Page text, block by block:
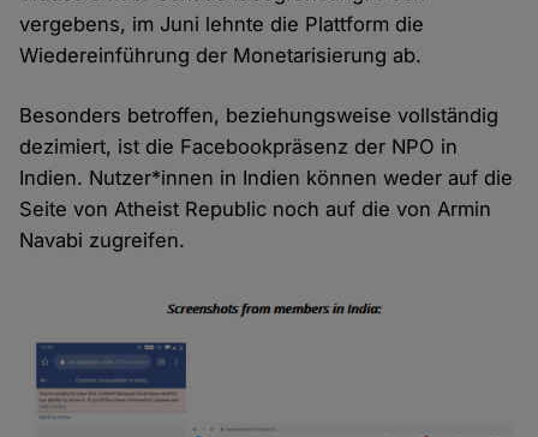
vergebens, im Juni lehnte die Plattform die
Wiedereinführung der Monetarisierung ab.
Besonders betroffen, beziehungsweise vollständig
dezimiert, ist die Facebookpräsenz der NPO in
Indien. Nutzer*innen in Indien können weder auf die
Seite von Atheist Republic noch auf die von Armin
Navabi zugreifen.